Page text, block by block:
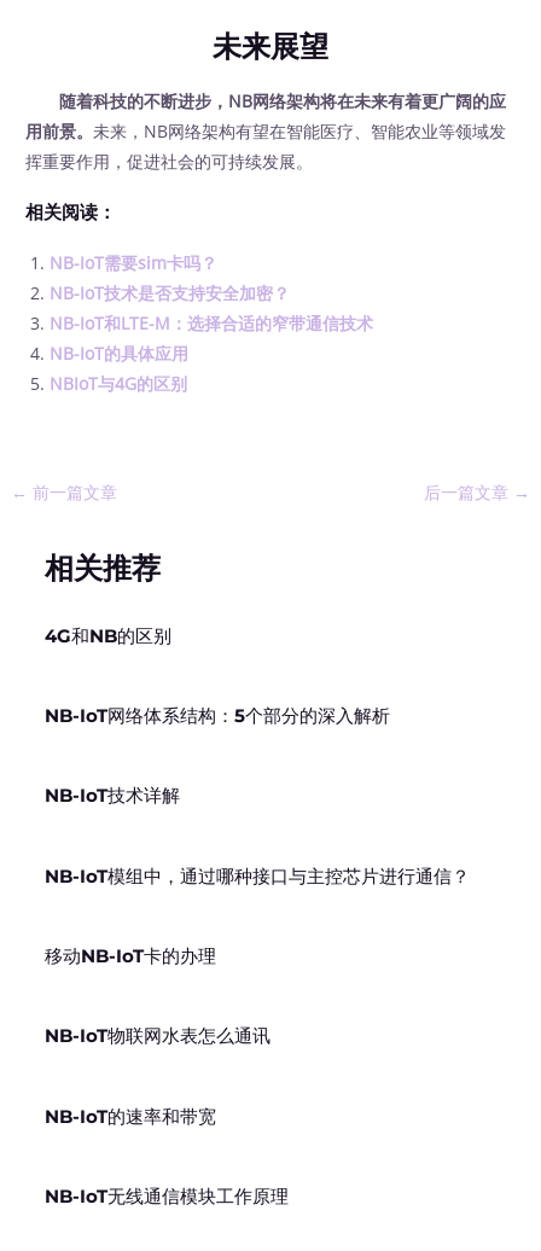
未来展望
随着科技的不断进步，NB网络架构将在未来有着更广阔的应
用前景。未来，NB网络架构有望在智能医疗、智能农业等领域发
挥重要作用，促进社会的可持续发展。
相关阅读：
NB-IoT需要sim卡吗？
NB-IoT技术是否支持安全加密？
NB-IoT和LTE-M：选择合适的窄带通信技术
NB-IoT的具体应用
NBIoT与4G的区别
← 前一篇文章 后一篇文章 →
相关推荐
4G和NB的区别
NB-IoT网络体系结构：5个部分的深入解析
NB-IoT技术详解
NB-IoT模组中，通过哪种接口与主控芯片进行通信？
移动NB-IoT卡的办理
NB-IoT物联网水表怎么通讯
NB-IoT的速率和带宽
NB-IoT无线通信模块工作原理